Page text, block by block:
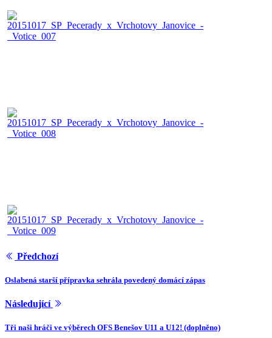
Předchozí
Oslabená starší přípravka sehrála povedený domácí zápas
Následující
Tři naši hráči ve výběrech OFS Benešov U11 a U12! (doplněno)